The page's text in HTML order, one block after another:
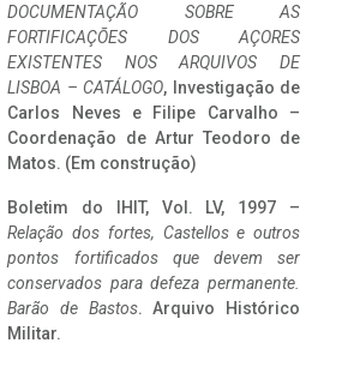
DOCUMENTAÇÃO SOBRE AS
FORTIFICAÇÕES DOS AÇORES
EXISTENTES NOS ARQUIVOS DE
LISBOA – CATÁLOGO, Investigação de
Carlos Neves e Filipe Carvalho –
Coordenação de Artur Teodoro de
Matos. (Em construção)
Boletim do IHIT, Vol. LV, 1997 –
Relação dos fortes, Castellos e outros
pontos fortificados que devem ser
conservados para defeza permanente.
Barão de Bastos. Arquivo Histórico
Militar.